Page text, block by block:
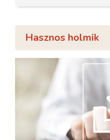
Hasznos holmik